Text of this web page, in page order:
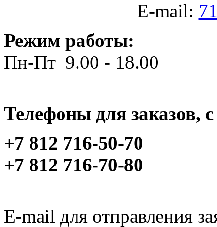
E-mail:
Режим работы:
Пн-Пт 9.00 - 18.00
Телефоны для заказов,
+7 812 716-50-70
+7 812 716-70-80
E-mail для отправления